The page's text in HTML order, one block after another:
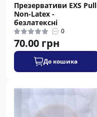
Презервативи EXS Pull
Non-Latex -
безлатексні
0
70.00 грн
До кошика